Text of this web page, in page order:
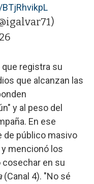
registra su
que alcanzan las
y al peso del
En ese
de público masivo
mencionó los
cosechar en su
(Canal 4). "No sé